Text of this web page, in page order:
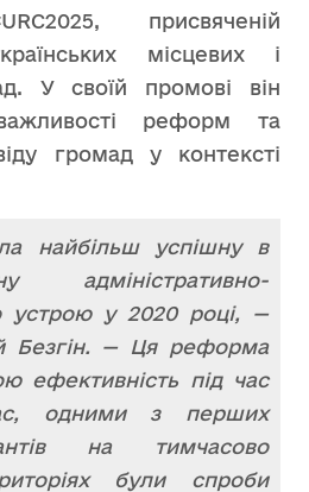
присвяченій
місцевих і
У своїй промові він
реформ та
громад у контексті
найбільш успішну в
адміністративно-
устрою у 2020 році, —
Безгін. — Ця реформа
ефективність під час
одними з перших
на тимчасово
були спроби